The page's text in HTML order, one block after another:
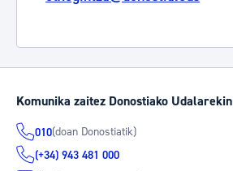
Komunika zaitez Donostiako Udalarekin
010(doan Donostiatik)
(+34) 943 481 000